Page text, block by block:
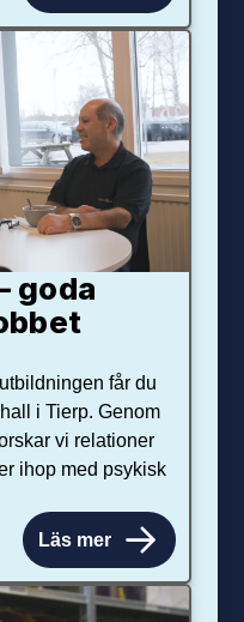
goda
får du
i Tierp. Genom
vi relationer
ihop med psykisk
Läs mer